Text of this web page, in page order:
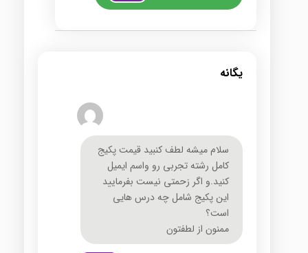
یگانه
سلام میشه لطف کنبید قیمت پکیج
کامل رشته تجربی رو واسم ایمیل
کنید.و اگر زحمتی نیست بفرمایید
این پکیج شامل چه درس هایی
است؟
ممنون از لطفتون